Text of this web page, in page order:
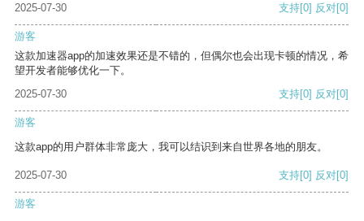
2025-07-30
支持[0] 反对[0]
游客
这款加速器app的加速效果还是不错的，但偶尔也会出现卡顿的情况，希
望开发者能够优化一下。
2025-07-30
支持[0] 反对[0]
游客
这款app的用户群体非常庞大，我可以结识到来自世界各地的朋友。
2025-07-30 支持[0] 反对[0]
游客